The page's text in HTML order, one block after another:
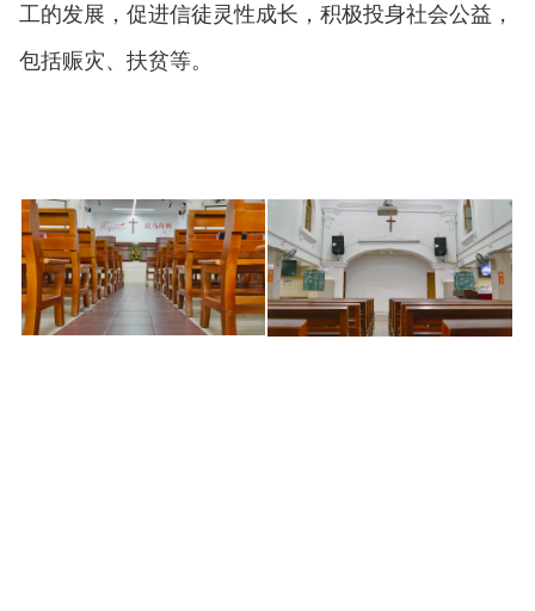
工的发展，促进信徒灵性成长，积极投身社会公益，
包括赈灾、扶贫等。